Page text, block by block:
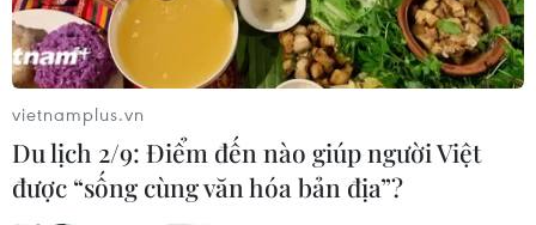
vietnamplus.vn
Du lịch 2/9: Điểm đến nào giúp người Việt
được “sống cùng văn hóa bản địa”?